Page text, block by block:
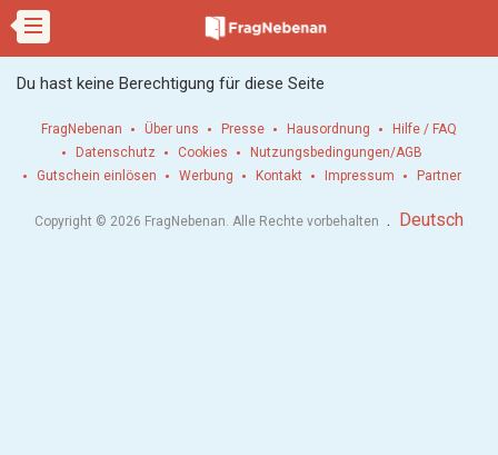
Du hast keine Berechtigung für diese Seite
FragNebenan Über uns Presse Hausordnung
Hilfe / FAQ
Datenschutz
Cookies
Nutzungsbedingungen/AGB
Gutschein einlösen
Werbung Kontakt Impressum Partner
Copyright © 2026 FragNebenan. Alle Rechte vorbehalten . Deutsch